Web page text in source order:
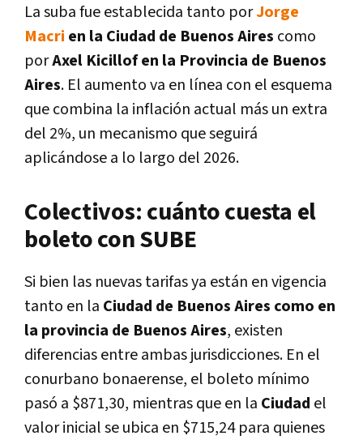
La suba fue establecida tanto porJorge
Macri en la Ciudad de Buenos Aires como
porAxel Kicillof en la Provincia de Buenos
Aires. El aumento va en línea con el esquema
que combina la inflación actual más un extra
del 2%, un mecanismo que seguirá
aplicándose a lo largo del 2026.
Colectivos: cuánto cuesta el
boleto con SUBE
Si bien las nuevas tarifas ya están en vigencia
tanto en la Ciudad de Buenos Aires como en
la provincia de Buenos Aires, existen
diferencias entre ambas jurisdicciones. En el
conurbano bonaerense, el boleto mínimo
pasó a $871,30, mientras que en la Ciudad el
valor inicial se ubica en $715,24 para quienes